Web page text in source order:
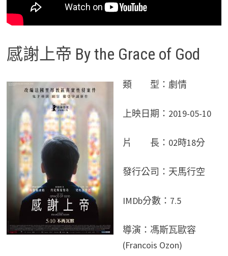
感謝上帝 By the Grace of God
類 型：劇情
上映日期：2019-05-10
片 長：02時18分
發行公司：天馬行空
IMDb分數：7.5
導演：馮斯瓦歐容
(Francois Ozon)